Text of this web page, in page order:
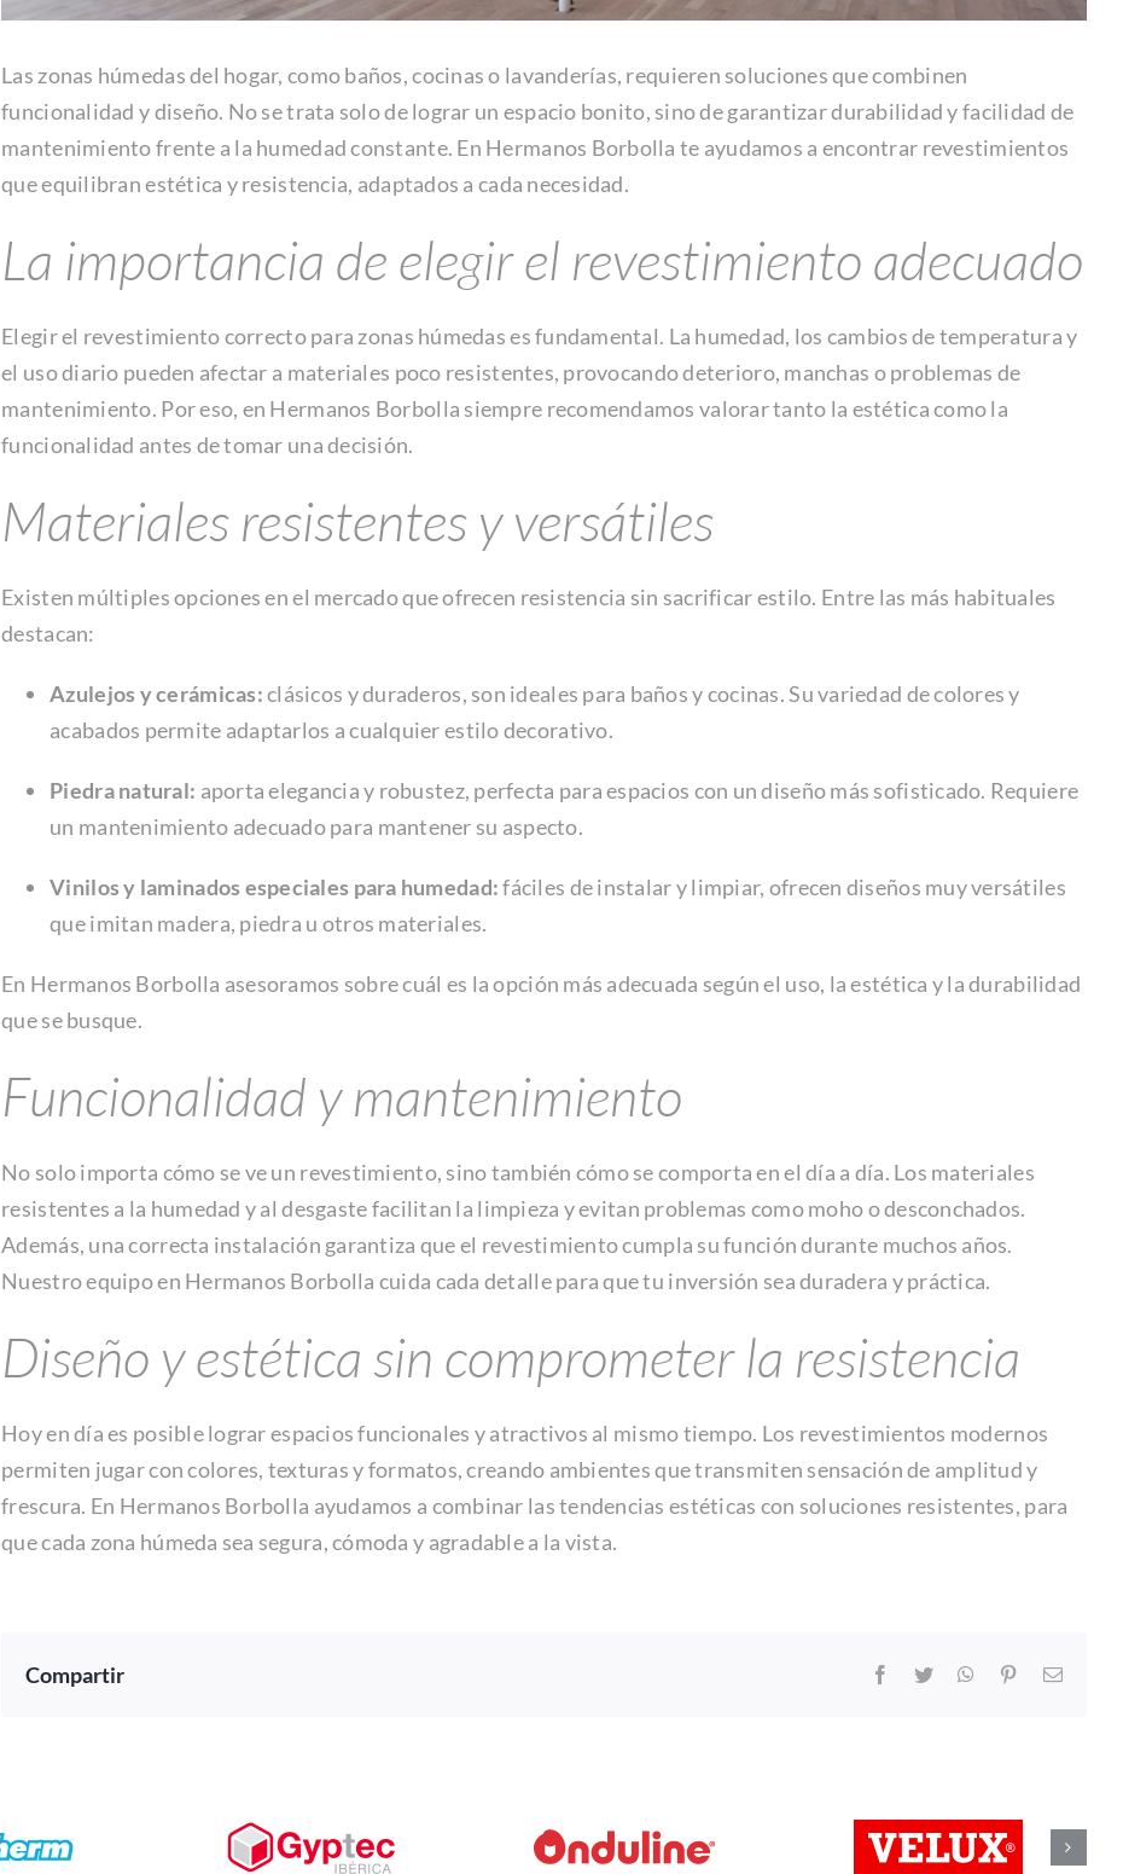
Las zonas húmedas del hogar, como baños, cocinas o lavanderías, requieren soluciones que combinen
funcionalidad y diseño. No se trata solo de lograr un espacio bonito, sino de garantizar durabilidad y facilidad de
mantenimiento frente a la humedad constante. En Hermanos Borbolla te ayudamos a encontrar revestimientos
que equilibran estética y resistencia, adaptados a cada necesidad.
La importancia de elegir el revestimiento adecuado
Elegir el revestimiento correcto para zonas húmedas es fundamental. La humedad, los cambios de temperatura y
el uso diario pueden afectar a materiales poco resistentes, provocando deterioro, manchas o problemas de
mantenimiento. Por eso, en Hermanos Borbolla siempre recomendamos valorar tanto la estética como la
funcionalidad antes de tomar una decisión.
Materiales resistentes y versátiles
Existen múltiples opciones en el mercado que ofrecen resistencia sin sacrificar estilo. Entre las más habituales
destacan:
Azulejos y cerámicas:clásicos y duraderos, son ideales para baños y cocinas. Su variedad de colores y
acabados permite adaptarlos a cualquier estilo decorativo.
Piedra natural: aporta elegancia y robustez, perfecta para espacios con un diseño más sofisticado. Requiere
un mantenimiento adecuado para mantener su aspecto.
Vinilos y laminados especiales para humedad:fáciles de instalar y limpiar, ofrecen diseños muy versátiles
que imitan madera, piedra u otros materiales.
En Hermanos Borbolla asesoramos sobre cuál es la opción más adecuada según el uso, la estética y la durabilidad
que se busque.
Funcionalidad y mantenimiento
No solo importa cómo se ve un revestimiento, sino también cómo se comporta en el día a día. Los materiales
resistentes a la humedad y al desgaste facilitan la limpieza y evitan problemas como moho o desconchados.
Además, una correcta instalación garantiza que el revestimiento cumpla su función durante muchos años.
Nuestro equipo en Hermanos Borbolla cuida cada detalle para que tu inversión sea duradera y práctica.
Diseño y estética sin comprometer la resistencia
Hoy en día es posible lograr espacios funcionales y atractivos al mismo tiempo. Los revestimientos modernos
permiten jugar con colores, texturas y formatos, creando ambientes que transmiten sensación de amplitud y
frescura. En Hermanos Borbolla ayudamos a combinar las tendencias estéticas con soluciones resistentes, para
que cada zona húmeda sea segura, cómoda y agradable a la vista.
Compartir Facebook
Twitter WhatsApp
PinterestCorreo